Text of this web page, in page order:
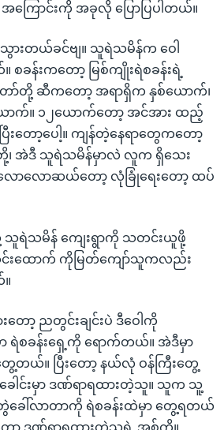
ြောင်းကို အခုလို ပြောပြပါတယ်။
သွားတယ်ခင်ဗျ။ သူရဲသမိန်က ဝေါ
ခန်းကတော့ မြစ်ကျိုးရဲစခန်းရဲ့
ာ်တို့ ဆီကတော့ အရာရှိက နှစ်ယောက်၊
ာက်။ ၁၂ယောက်တော့ အင်အား ထည့်
တော့ပေါ့။ ကျန်တဲ့နေရာတွေကတော့
းတို့၊ အဲဒီ သူရဲသမိန်မှာလဲ လူက ရှိသေး
ာလောဆယ်တော့ လုံခြုံရေးတော့ ထပ်
ရဲသမိန် ကျေးရွာကို သတင်းယူဖို့
းထောက် ကိုမြတ်ကျော်သူကလည်း
ော့ ညတွင်းချင်းပဲ ဒီဝေါကို
ရဲစခန်းရှေ့ကို ရောက်တယ်။ အဲဒီမှာ
တွေ့တယ်။ ပြီးတော့ နယ်လုံ ဝန်ကြီးတွေ့
ေါင်းမှာ ဒဏ်ရာရထားတဲ့သူ။ သူက သူ့
ေါ်လာတာကို ရဲစခန်းထဲမှာ တွေ့ရတယ်
ော့ ဒဏ်ရာရထားတဲ့သူရဲ့ အစ်ကို။